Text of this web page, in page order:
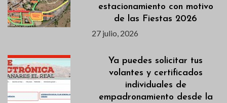
estacionamiento con motivo
de las Fiestas 2026
27 julio, 2026
Ya puedes solicitar tus
volantes y certificados
individuales de
empadronamiento desde la